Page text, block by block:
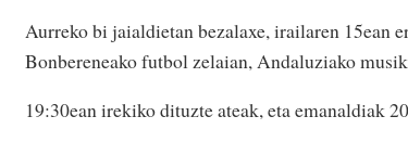
Aurreko bi jaialdietan bezalaxe, irailaren 15ean
Bonbereneako futbol zelaian, Andaluziako
19:30ean irekiko dituzte ateak, eta emanaldiak